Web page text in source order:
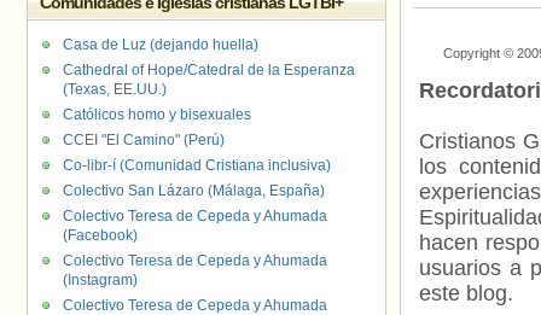
Copyright ©
Cristianos
los
hacen
usuarios a
este blog.
Casa de Luz (dejando huella)
Cathedral of Hope/Catedral de la Esperanza
(Texas, EE.UU.)
Católicos homo y bisexuales
CCEI "El Camino" (Perú)
Co-libr-í (Comunidad Cristiana inclusiva)
Colectivo San Lázaro (Málaga, España)
Colectivo Teresa de Cepeda y Ahumada
(Facebook)
Colectivo Teresa de Cepeda y Ahumada
(Instagram)
Colectivo Teresa de Cepeda y Ahumada